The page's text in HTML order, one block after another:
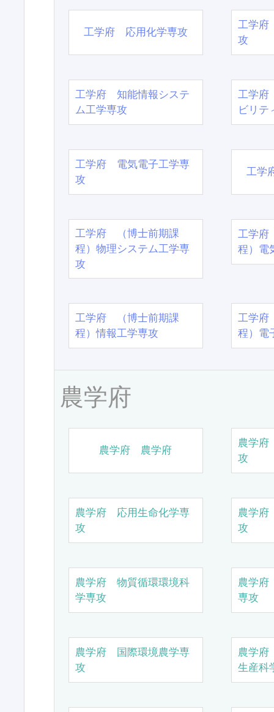
工学府 応用化学専攻
工学府
攻
工学府 知能情報システ
ム工学専攻
工学府
ビリテ
工学府 電気電子工学専
攻
工学
工学府 （博士前期課
程）物理システム工学専
攻
工学
程）電
工学府 （博士前期課
程）情報工学専攻
工学
程）電
農学府
農学府 農学府
農学
攻
農学府 応用生命化学専
攻
農学
攻
農学府 物質循環環境科
学専攻
農学
専攻
農学府 国際環境農学専
攻
農学
生産科